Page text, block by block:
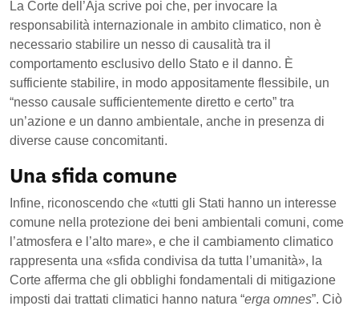
La Corte dell’Aja scrive poi che, per invocare la
responsabilità internazionale in ambito climatico, non è
necessario stabilire un nesso di causalità tra il
comportamento esclusivo dello Stato e il danno. È
sufficiente stabilire, in modo appositamente flessibile, un
“nesso causale sufficientemente diretto e certo” tra
un’azione e un danno ambientale, anche in presenza di
diverse cause concomitanti.
Una sfida comune
Infine, riconoscendo che «tutti gli Stati hanno un interesse
comune nella protezione dei beni ambientali comuni, come
l’atmosfera e l’alto mare», e che il cambiamento climatico
rappresenta una «sfida condivisa da tutta l’umanità», la
Corte afferma che gli obblighi fondamentali di mitigazione
imposti dai trattati climatici hanno natura “erga omnes”. Ciò